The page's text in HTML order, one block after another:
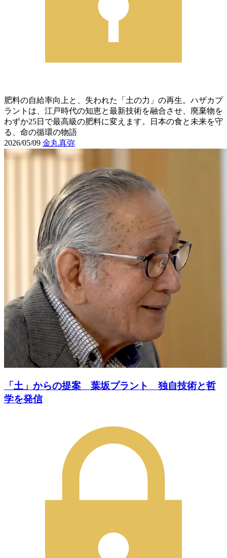
肥料の自給率向上と、失われた「土の力」の再生。ハザカプ
ラントは、江戸時代の知恵と最新技術を融合させ、廃棄物を
わずか25日で最高級の肥料に変えます。日本の食と未来を守
る、命の循環の物語
2026/05/09 金丸真弥
「土」からの提案 葉坂プラント 独自技術と哲
学を発信